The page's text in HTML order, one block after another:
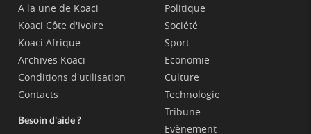
A la une de Koaci
Koaci Côte d'Ivoire
Koaci Afrique
Archives Koaci
Conditions d'utilisation
Contacts
Besoin d'aide ?
Politique
Société
Sport
Economie
Culture
Technologie
Tribune
Evènement